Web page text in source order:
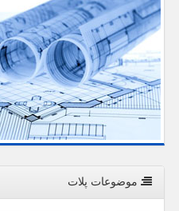
موضوعات پلات